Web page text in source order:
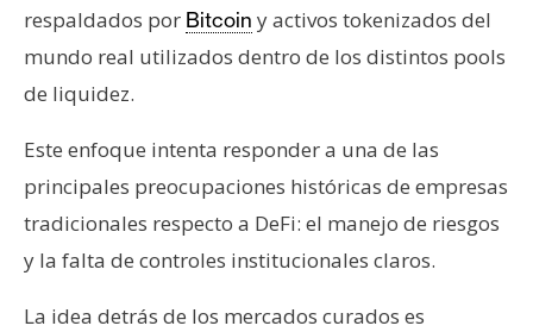
respaldados por Bitcoin y activos tokenizados del
mundo real utilizados dentro de los distintos pools
de liquidez.
Este enfoque intenta responder a una de las
principales preocupaciones históricas de empresas
tradicionales respecto a DeFi: el manejo de riesgos
y la falta de controles institucionales claros.
La idea detrás de los mercados curados es